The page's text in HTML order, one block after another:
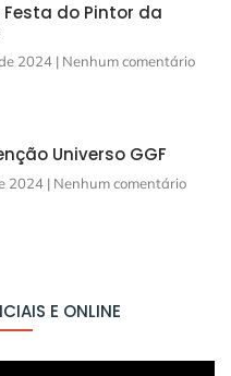
Festa do Pintor da
2024 Nenhum comentário
Universo GGF
2024 Nenhum comentário
E ONLINE